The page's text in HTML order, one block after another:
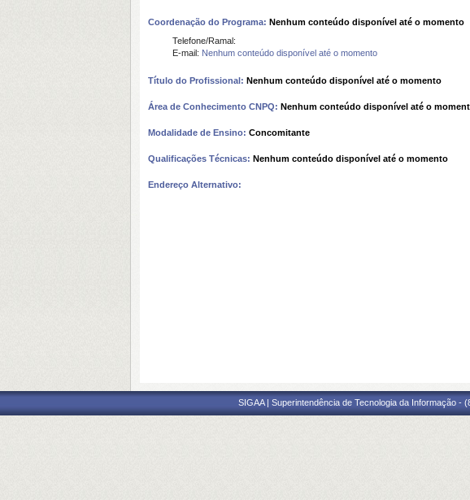
Coordenação do Programa: Nenhum conteúdo disponível até o momento
Telefone/Ramal:
E-mail: Nenhum conteúdo disponível até o momento
Título do Profissional: Nenhum conteúdo disponível até o momento
Área de Conhecimento CNPQ: Nenhum conteúdo disponível até o
Modalidade de Ensino: Concomitante
Qualificações Técnicas: Nenhum conteúdo disponível até o momento
Endereço Alternativo:
SIGAA | Superintendência de Tecnologia da Informação